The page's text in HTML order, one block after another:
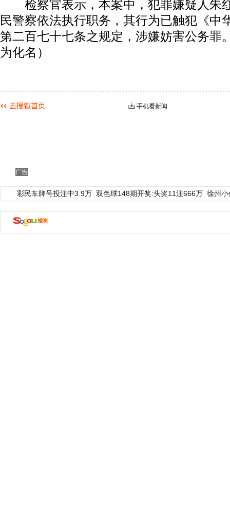
检察官表示，本案中，犯罪嫌疑人朱
民警察依法执行职务，其行为已触犯《中
第二百七十七条之规定，涉嫌妨害公务罪
为化名）
手机看新闻
广告
彩民车牌号投注中3.9万 双色球148期开奖:头奖11注666万 徐州